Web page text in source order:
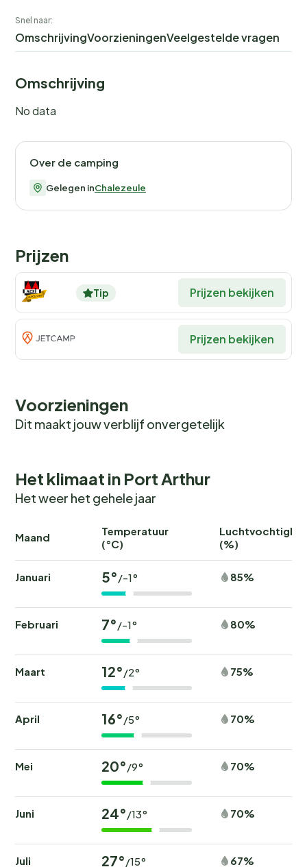
Snel naar:
OmschrijvingVoorzieningenVeelgestelde vragen
Omschrijving
No data
Over de camping
Gelegen inChalezeule
Prijzen
Tip Prijzen bekijken
Prijzen bekijken
Voorzieningen
Dit maakt jouw verblijf onvergetelijk
Het klimaat in Port Arthur
Het weer het gehele jaar
Maand
Temperatuur
(°C)
(%)
Januari 5° /-1° 85%
Februari 7° /-1° 80%
Maart 12° /2° 75%
April 16° /5° 70%
Mei 20° /9° 70%
Juni 24° /13° 70%
Juli 27° /15° 67%